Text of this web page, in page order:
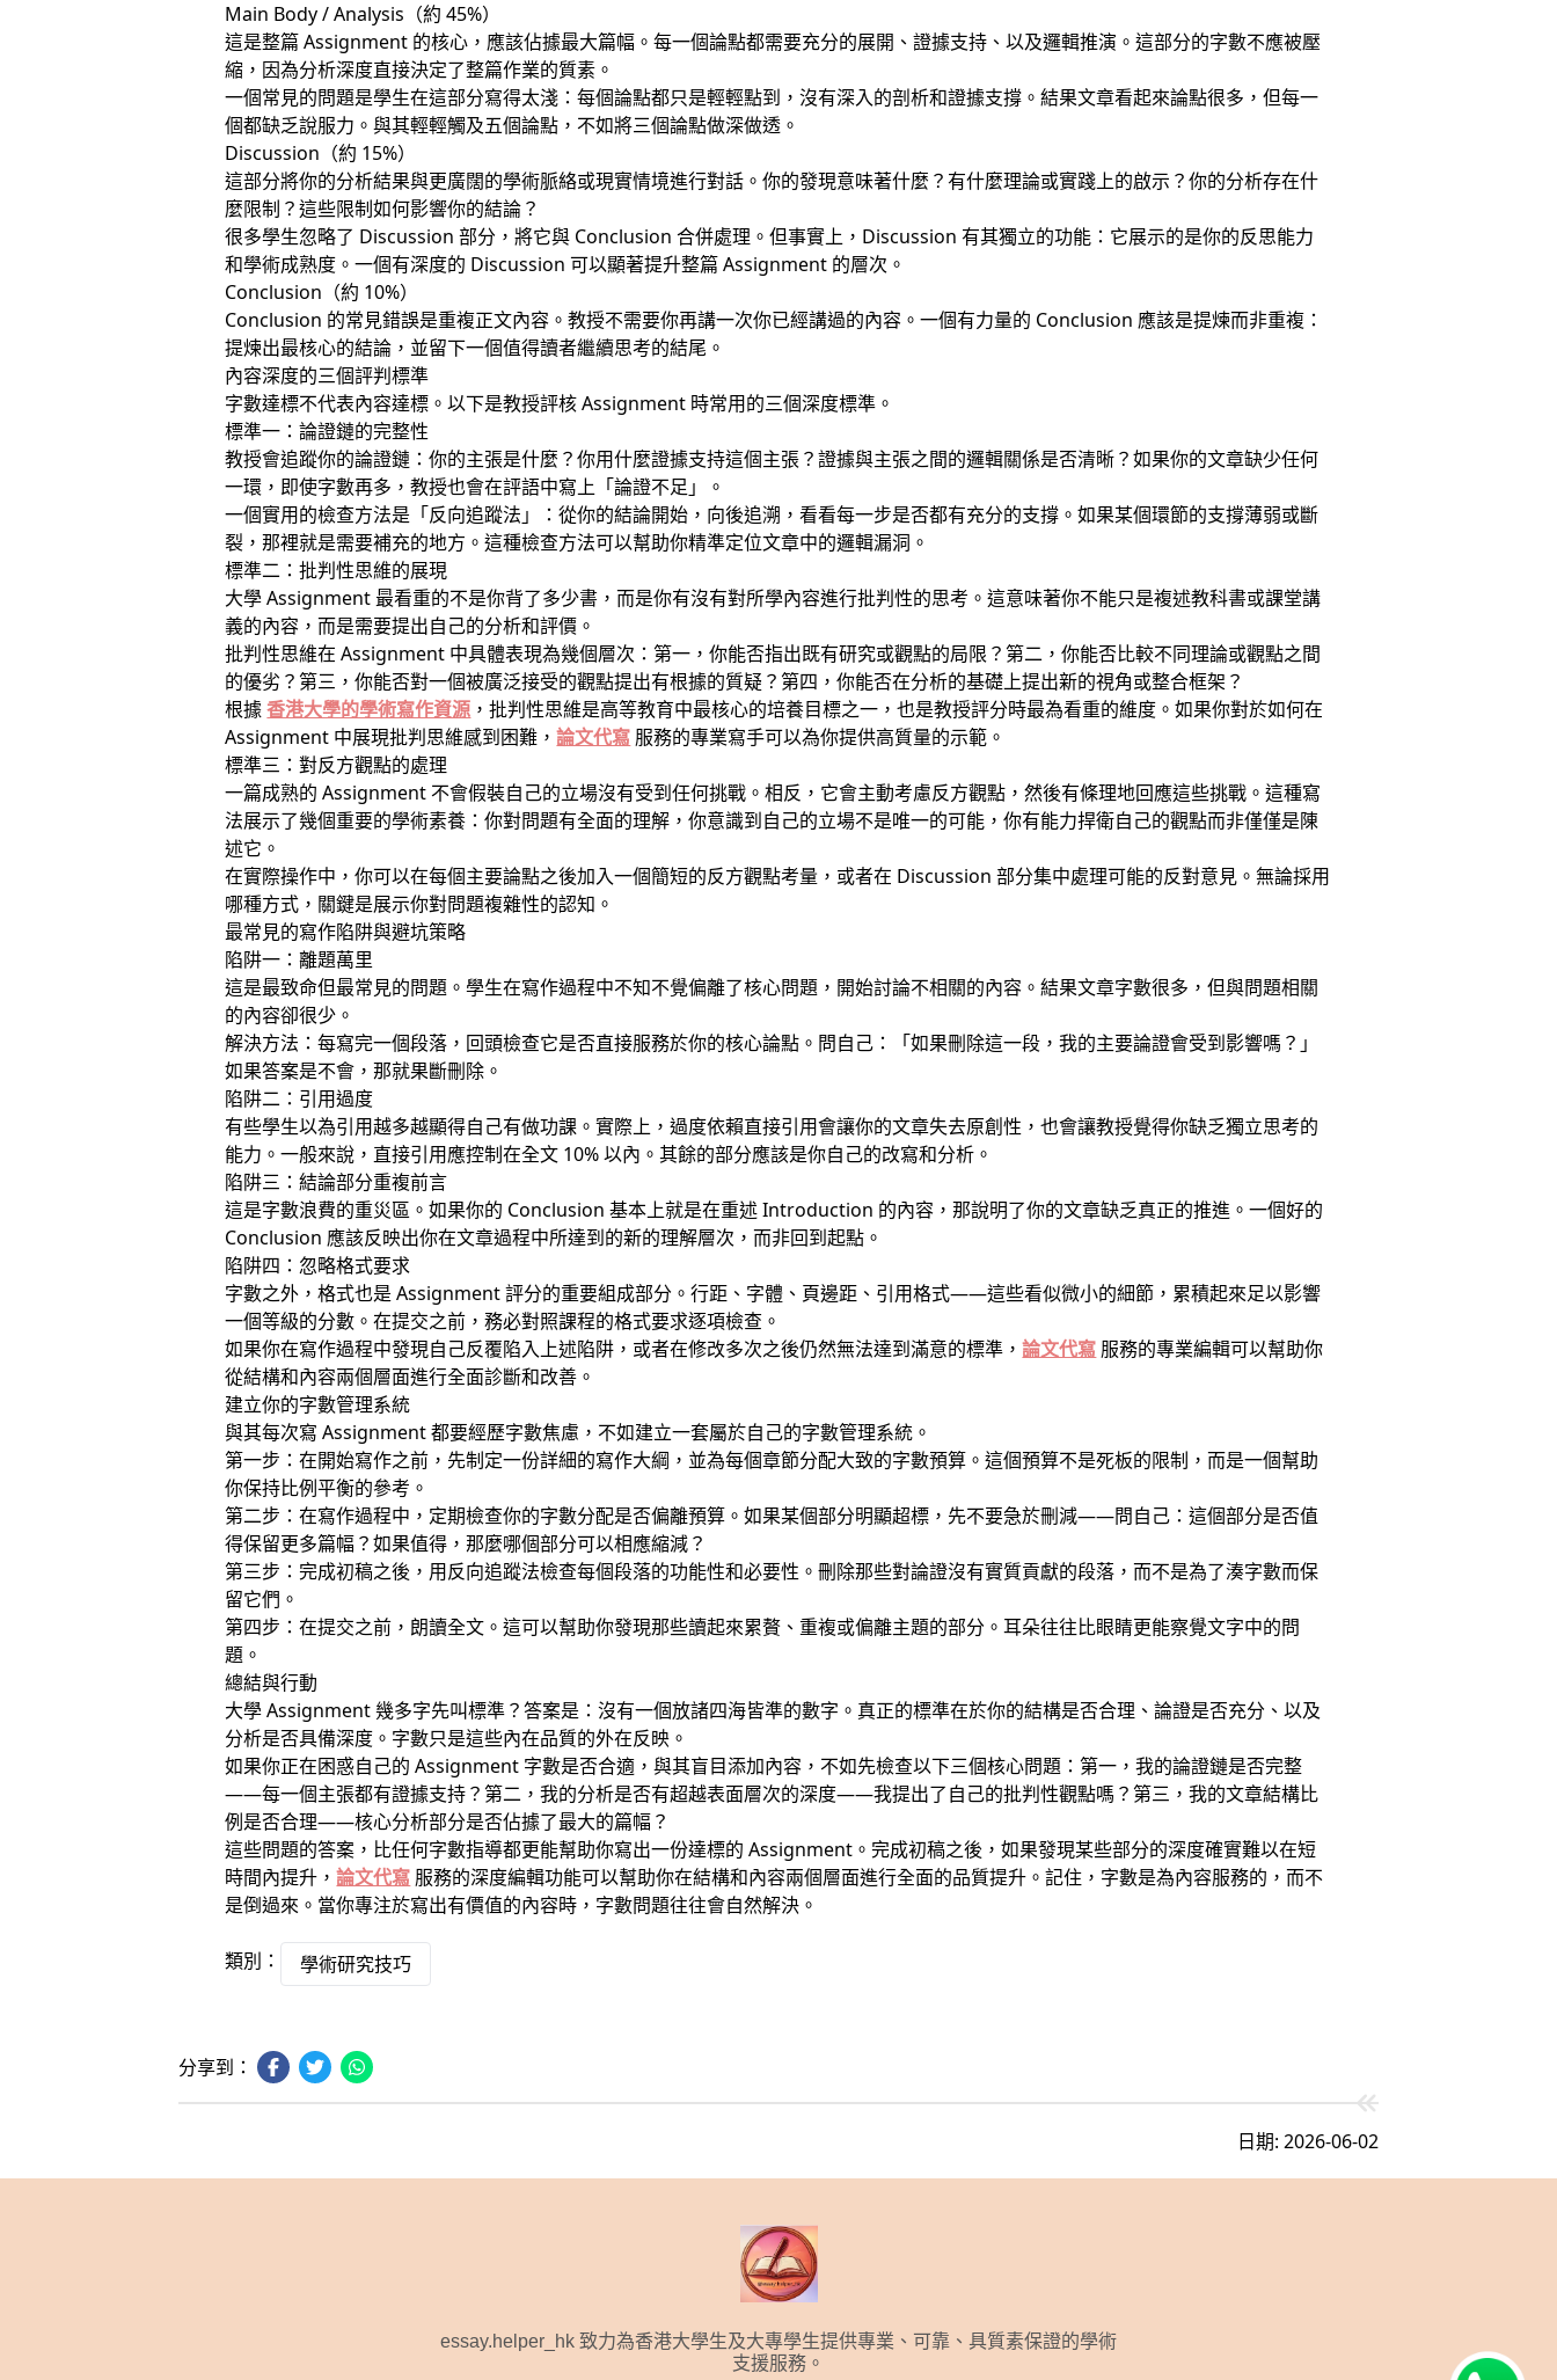
Main Body / Analysis（約 45%）
這是整篇 Assignment 的核心，應該佔據最大篇幅。每一個論點都需要充分的展開、證據支持、以及邏輯推演。這部分的字數不應被壓
縮，因為分析深度直接決定了整篇作業的質素。
一個常見的問題是學生在這部分寫得太淺：每個論點都只是輕輕點到，沒有深入的剖析和證據支撐。結果文章看起來論點很多，但每一
個都缺乏說服力。與其輕輕觸及五個論點，不如將三個論點做深做透。
Discussion（約 15%）
這部分將你的分析結果與更廣闊的學術脈絡或現實情境進行對話。你的發現意味著什麼？有什麼理論或實踐上的啟示？你的分析存在什
麼限制？這些限制如何影響你的結論？
很多學生忽略了 Discussion 部分，將它與 Conclusion 合併處理。但事實上，Discussion 有其獨立的功能：它展示的是你的反思能力
和學術成熟度。一個有深度的 Discussion 可以顯著提升整篇 Assignment 的層次。
Conclusion（約 10%）
Conclusion 的常見錯誤是重複正文內容。教授不需要你再講一次你已經講過的內容。一個有力量的 Conclusion 應該是提煉而非重複：
提煉出最核心的結論，並留下一個值得讀者繼續思考的結尾。
內容深度的三個評判標準
字數達標不代表內容達標。以下是教授評核 Assignment 時常用的三個深度標準。
標準一：論證鏈的完整性
教授會追蹤你的論證鏈：你的主張是什麼？你用什麼證據支持這個主張？證據與主張之間的邏輯關係是否清晰？如果你的文章缺少任何
一環，即使字數再多，教授也會在評語中寫上「論證不足」。
一個實用的檢查方法是「反向追蹤法」：從你的結論開始，向後追溯，看看每一步是否都有充分的支撐。如果某個環節的支撐薄弱或斷
裂，那裡就是需要補充的地方。這種檢查方法可以幫助你精準定位文章中的邏輯漏洞。
標準二：批判性思維的展現
大學 Assignment 最看重的不是你背了多少書，而是你有沒有對所學內容進行批判性的思考。這意味著你不能只是複述教科書或課堂講
義的內容，而是需要提出自己的分析和評價。
批判性思維在 Assignment 中具體表現為幾個層次：第一，你能否指出既有研究或觀點的局限？第二，你能否比較不同理論或觀點之間
的優劣？第三，你能否對一個被廣泛接受的觀點提出有根據的質疑？第四，你能否在分析的基礎上提出新的視角或整合框架？
根據香港大學的學術寫作資源 ，批判性思維是高等教育中最核心的培養目標之一，也是教授評分時最為看重的維度。如果你對於如何在
Assignment 中展現批判思維感到困難，論文代寫 服務的專業寫手可以為你提供高質量的示範。
標準三：對反方觀點的處理
一篇成熟的 Assignment 不會假裝自己的立場沒有受到任何挑戰。相反，它會主動考慮反方觀點，然後有條理地回應這些挑戰。這種寫
法展示了幾個重要的學術素養：你對問題有全面的理解，你意識到自己的立場不是唯一的可能，你有能力捍衛自己的觀點而非僅僅是陳
述它。
在實際操作中，你可以在每個主要論點之後加入一個簡短的反方觀點考量，或者在 Discussion 部分集中處理可能的反對意見。無論採用
哪種方式，關鍵是展示你對問題複雜性的認知。
最常見的寫作陷阱與避坑策略
陷阱一：離題萬里
這是最致命但最常見的問題。學生在寫作過程中不知不覺偏離了核心問題，開始討論不相關的內容。結果文章字數很多，但與問題相關
的內容卻很少。
解決方法：每寫完一個段落，回頭檢查它是否直接服務於你的核心論點。問自己：「如果刪除這一段，我的主要論證會受到影響嗎？」
如果答案是不會，那就果斷刪除。
陷阱二：引用過度
有些學生以為引用越多越顯得自己有做功課。實際上，過度依賴直接引用會讓你的文章失去原創性，也會讓教授覺得你缺乏獨立思考的
能力。一般來說，直接引用應控制在全文 10% 以內。其餘的部分應該是你自己的改寫和分析。
陷阱三：結論部分重複前言
這是字數浪費的重災區。如果你的 Conclusion 基本上就是在重述 Introduction 的內容，那說明了你的文章缺乏真正的推進。一個好的
Conclusion 應該反映出你在文章過程中所達到的新的理解層次，而非回到起點。
陷阱四：忽略格式要求
字數之外，格式也是 Assignment 評分的重要組成部分。行距、字體、頁邊距、引用格式——這些看似微小的細節，累積起來足以影響
一個等級的分數。在提交之前，務必對照課程的格式要求逐項檢查。
如果你在寫作過程中發現自己反覆陷入上述陷阱，或者在修改多次之後仍然無法達到滿意的標準，論文代寫 服務的專業編輯可以幫助你
從結構和內容兩個層面進行全面診斷和改善。
建立你的字數管理系統
與其每次寫 Assignment 都要經歷字數焦慮，不如建立一套屬於自己的字數管理系統。
第一步：在開始寫作之前，先制定一份詳細的寫作大綱，並為每個章節分配大致的字數預算。這個預算不是死板的限制，而是一個幫助
你保持比例平衡的參考。
第二步：在寫作過程中，定期檢查你的字數分配是否偏離預算。如果某個部分明顯超標，先不要急於刪減——問自己：這個部分是否值
得保留更多篇幅？如果值得，那麼哪個部分可以相應縮減？
第三步：完成初稿之後，用反向追蹤法檢查每個段落的功能性和必要性。刪除那些對論證沒有實質貢獻的段落，而不是為了湊字數而保
留它們。
第四步：在提交之前，朗讀全文。這可以幫助你發現那些讀起來累贅、重複或偏離主題的部分。耳朵往往比眼睛更能察覺文字中的問
題。
總結與行動
大學 Assignment 幾多字先叫標準？答案是：沒有一個放諸四海皆準的數字。真正的標準在於你的結構是否合理、論證是否充分、以及
分析是否具備深度。字數只是這些內在品質的外在反映。
如果你正在困惑自己的 Assignment 字數是否合適，與其盲目添加內容，不如先檢查以下三個核心問題：第一，我的論證鏈是否完整
——每一個主張都有證據支持？第二，我的分析是否有超越表面層次的深度——我提出了自己的批判性觀點嗎？第三，我的文章結構比
例是否合理——核心分析部分是否佔據了最大的篇幅？
這些問題的答案，比任何字數指導都更能幫助你寫出一份達標的 Assignment。完成初稿之後，如果發現某些部分的深度確實難以在短
時間內提升，論文代寫 服務的深度編輯功能可以幫助你在結構和內容兩個層面進行全面的品質提升。記住，字數是為內容服務的，而不
是倒過來。當你專注於寫出有價值的內容時，字數問題往往會自然解決。
類別： 學術研究技巧
分享到：
日期: 2026-06-02
essay.helper_hk 致力為香港大學生及大專學生提供專業、可靠、具質素保證的學術
支援服務。